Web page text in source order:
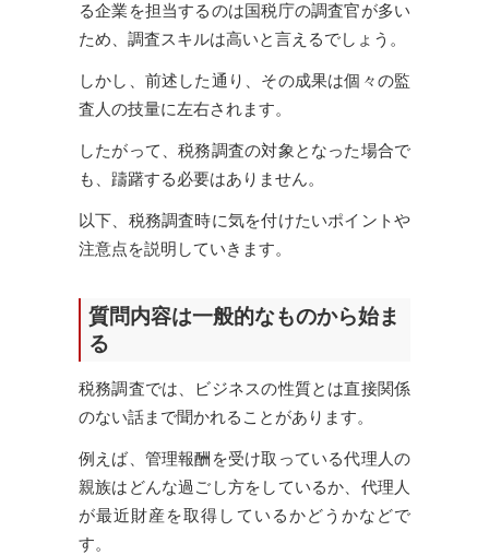
る企業を担当するのは国税庁の調査官が多い
ため、調査スキルは高いと言えるでしょう。
しかし、前述した通り、その成果は個々の監
査人の技量に左右されます。
したがって、税務調査の対象となった場合で
も、躊躇する必要はありません。
以下、税務調査時に気を付けたいポイントや
注意点を説明していきます。
質問内容は一般的なものから始ま
る
税務調査では、ビジネスの性質とは直接関係
のない話まで聞かれることがあります。
例えば、管理報酬を受け取っている代理人の
親族はどんな過ごし方をしているか、代理人
が最近財産を取得しているかどうかなどで
す。